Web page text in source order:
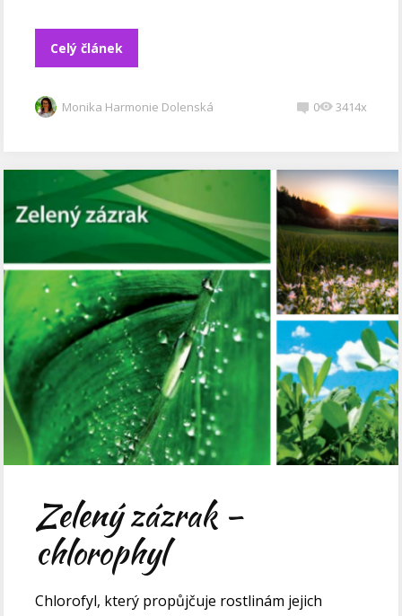
Celý článek
Monika Harmonie Dolenská 0 3414x
Zelený zázrak –
chlorophyl
Chlorofyl, který propůjčuje rostlinám jejich